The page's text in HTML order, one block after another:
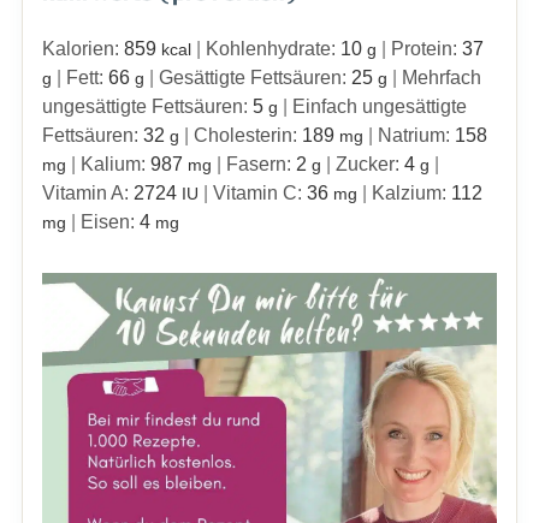
Kalorien: 859 kcal| Kohlenhydrate: 10 g Protein: 37
g Fett: 66 g Gesättigte Fettsäuren: 25 g
Mehrfach
ungesättigte Fettsäuren: 5 g
Einfach ungesättigte
Fettsäuren: 32 g Cholesterin: 189 mg Natrium: 158
mg Kalium: 987 mg Fasern: 2 g Zucker: 4 g
Vitamin A: 2724 IU Vitamin C: 36 mg Kalzium: 112
mg Eisen: 4 mg